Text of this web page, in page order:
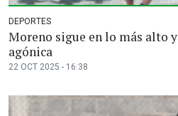
DEPORTES
Moreno sigue en lo más alto
agónica
22 OCT 2025 - 16:38